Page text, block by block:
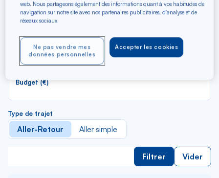
Depuis
Au départ de
Pour aller vers
Budget (€)
Type de trajet
Aller-Retour Aller simple
Filtrer Vider
web. Nous partageons également des informations quant à vos habitudes de
navigation sur notre site avec nos partenaires publicitaires, d'analyse et de
réseaux sociaux.
Accepter les cookies
Ne pas vendre mes
données personnelles